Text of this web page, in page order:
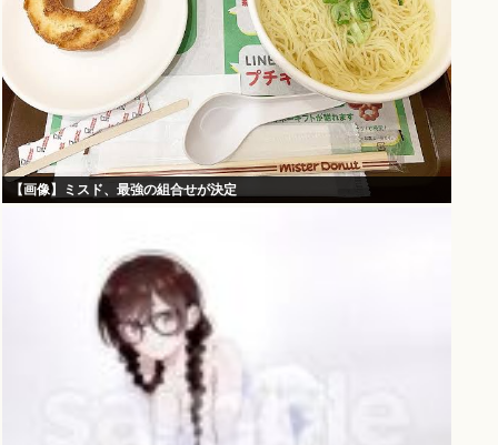
【画像】ミスド、最強の組合せが決定